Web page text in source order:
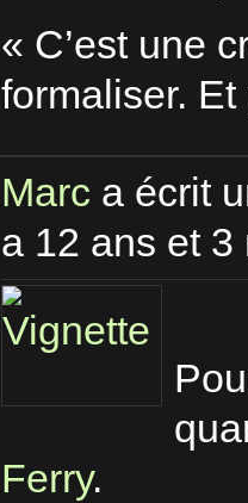
« C’est une
formaliser.
Marc a écrit
a 12 ans et 3
Ferry.